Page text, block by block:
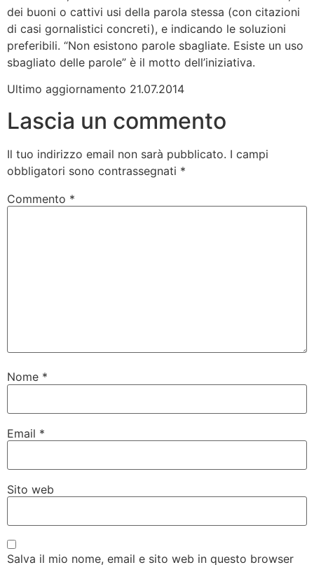
dei buoni o cattivi usi della parola stessa (con citazioni
di casi gornalistici concreti), e indicando le soluzioni
preferibili. “Non esistono parole sbagliate. Esiste un uso
sbagliato delle parole” è il motto dell’iniziativa.
Ultimo aggiornamento 21.07.2014
Lascia un commento
Il tuo indirizzo email non sarà pubblicato. I campi
obbligatori sono contrassegnati *
Commento *
Nome *
Email *
Sito web
Salva il mio nome, email e sito web in questo browser